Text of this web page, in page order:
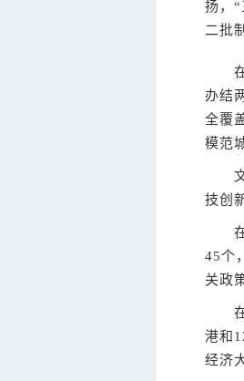
扬，
二批
在
办结
全覆
模范
文
技创
在
45个
关政
在
港和
经济